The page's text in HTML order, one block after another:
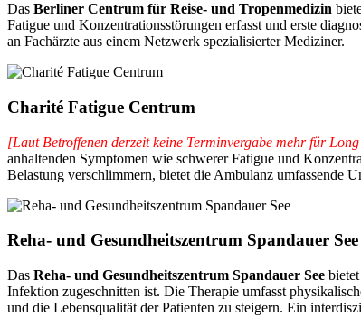
Das Berliner Centrum für Reise- und Tropenmedizin
Fatigue und Konzentrationsstörungen erfasst und erste
an Fachärzte aus einem Netzwerk spezialisierter Mediziner.
Charité Fatigue Centrum
[Laut Betroffenen derzeit keine Terminvergabe mehr für
anhaltenden Symptomen wie schwerer Fatigue und
Belastung verschlimmern, bietet die Ambulanz umfassende
Reha- und Gesundheitszentrum Spandauer See
Das Reha- und Gesundheitszentrum Spandauer See
Infektion zugeschnitten ist. Die Therapie umfasst
und die Lebensqualität der Patienten zu steigern. Ein